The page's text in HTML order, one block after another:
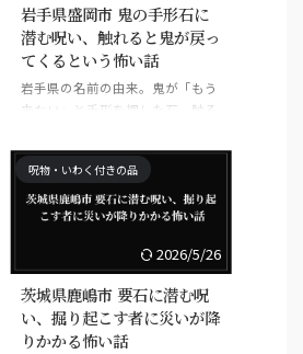
岩手県盛岡市 鬼の手形石に
潜む呪い、触れると鬼が戻っ
てくるという怖い話
岩手県の名前の由来。鬼が「もう
来ない」と手形を押した石。触る
呪物・いわく付きの品
2026/5/26
茨城県鹿嶋市 要石に潜む呪
い、掘り起こす者に災いが降
りかかる怖い話